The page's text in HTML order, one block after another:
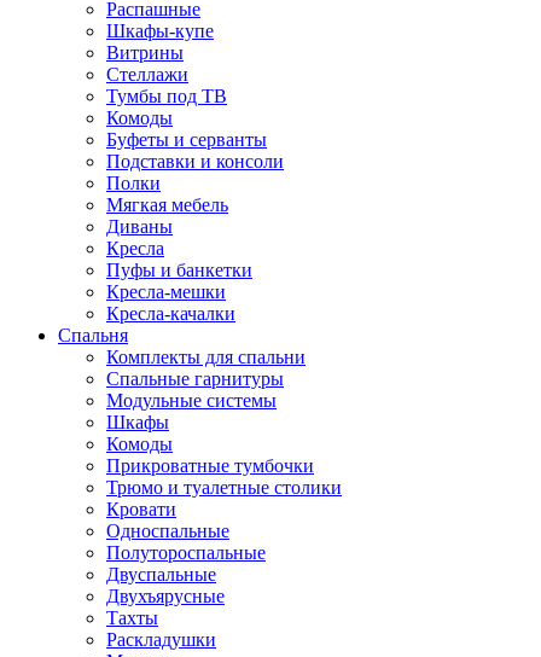
Распашные
Шкафы-купе
Витрины
Стеллажи
Тумбы под ТВ
Комоды
Буфеты и серванты
Подставки и консоли
Полки
Мягкая мебель
Диваны
Кресла
Пуфы и банкетки
Кресла-мешки
Кресла-качалки
Спальня
Комплекты для спальни
Спальные гарнитуры
Модульные системы
Шкафы
Комоды
Прикроватные тумбочки
Трюмо и туалетные столики
Кровати
Односпальные
Полутороспальные
Двуспальные
Двухъярусные
Тахты
Раскладушки